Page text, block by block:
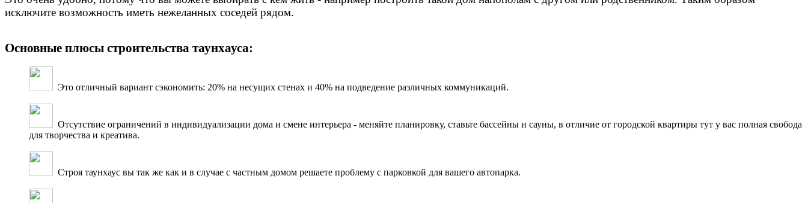
исключите возможность иметь нежеланных соседей рядом.
Основные плюсы строительства таунхауса:
Это отличный вариант сэкономить: 20% на несущих стенах и 40% на подведение различных коммуникаций.
Отсутствие ограничений в индивидуализации дома и смене интерьера - меняйте планировку, ставьте бассейны и сауны, в отличие от городской квартиры тут у вас полная свобода
для творчества и креатива.
Строя таунхаус вы так же как и в случае с частным домом решаете проблему с парковкой для вашего автопарка.